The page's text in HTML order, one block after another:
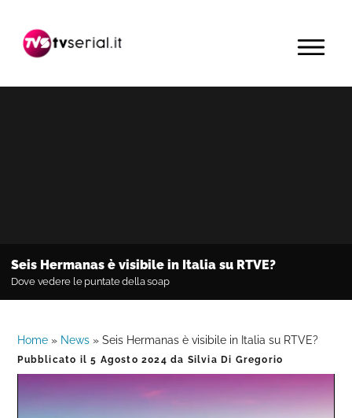
navigazione
contenuto
barra
primaria
MENU
Seis Hermanas è visibile in Italia su RTVE?
Dove vedere le puntate della soap
Home » News »Seis Hermanas è visibile in Italia su RTVE?
Pubblicato il5 Agosto 2024 da Silvia Di Gregorio